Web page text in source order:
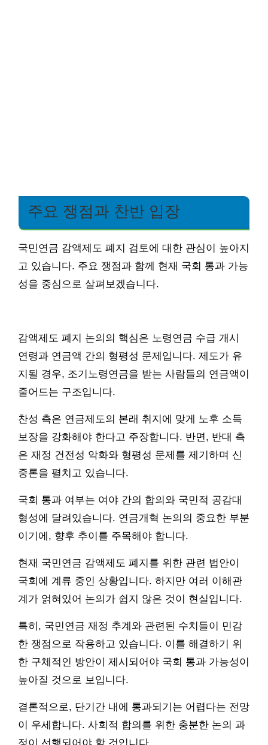
주요 쟁점과 찬반 입장
국민연금 감액제도 폐지 검토에 대한 관심이 높아지
고 있습니다. 주요 쟁점과 함께 현재 국회 통과 가능
성을 중심으로 살펴보겠습니다.
감액제도 폐지 논의의 핵심은 노령연금 수급 개시
연령과 연금액 간의 형평성 문제입니다. 제도가 유
지될 경우, 조기노령연금을 받는 사람들의 연금액이
줄어드는 구조입니다.
찬성 측은 연금제도의 본래 취지에 맞게 노후 소득
보장을 강화해야 한다고 주장합니다. 반면, 반대 측
은 재정 건전성 악화와 형평성 문제를 제기하며 신
중론을 펼치고 있습니다.
국회 통과 여부는 여야 간의 합의와 국민적 공감대
형성에 달려있습니다. 연금개혁 논의의 중요한 부분
이기에, 향후 추이를 주목해야 합니다.
현재 국민연금 감액제도 폐지를 위한 관련 법안이
국회에 계류 중인 상황입니다. 하지만 여러 이해관
계가 얽혀있어 논의가 쉽지 않은 것이 현실입니다.
특히, 국민연금 재정 추계와 관련된 수치들이 민감
한 쟁점으로 작용하고 있습니다. 이를 해결하기 위
한 구체적인 방안이 제시되어야 국회 통과 가능성이
높아질 것으로 보입니다.
결론적으로, 단기간 내에 통과되기는 어렵다는 전망
이 우세합니다. 사회적 합의를 위한 충분한 논의 과